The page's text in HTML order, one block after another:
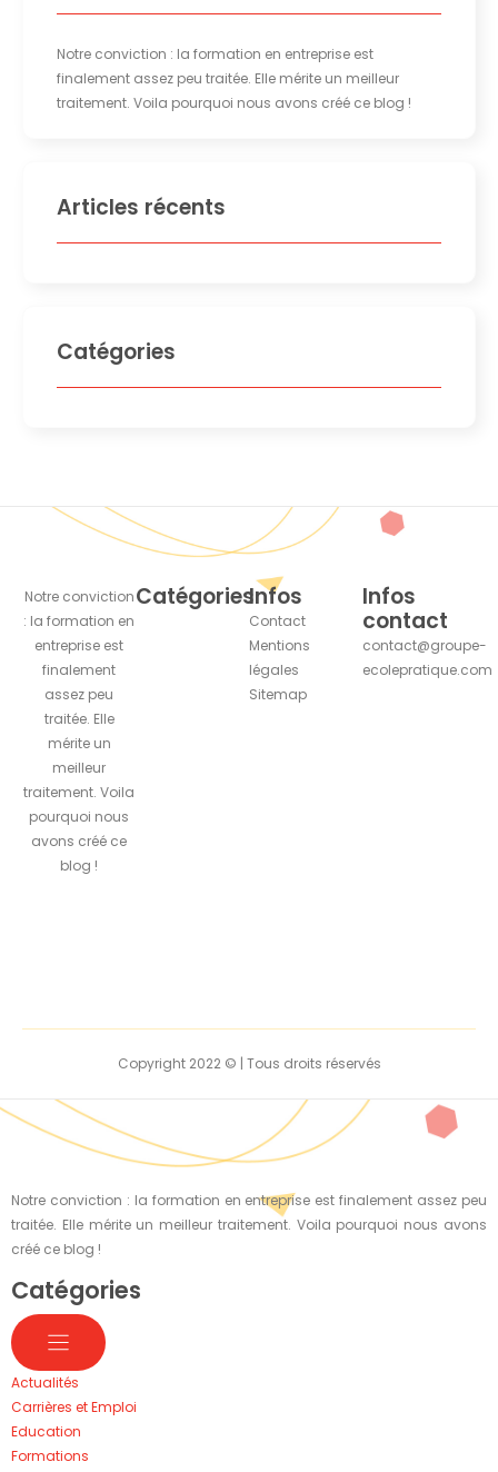
Notre conviction : la formation en entreprise est
finalement assez peu traitée. Elle mérite un meilleur
traitement. Voila pourquoi nous avons créé ce blog !
Articles récents
Catégories
Notre conviction
: la formation en
entreprise est
finalement
assez peu
traitée. Elle
mérite un
meilleur
traitement. Voila
pourquoi nous
avons créé ce
blog !
CatégoriesInfos
Contact
Mentions
légales
Sitemap
Infos
contact
contact@groupe-
ecolepratique.com
Copyright 2022 © | Tous droits réservés
Notre conviction : la formation en entreprise est finalement assez peu
traitée. Elle mérite un meilleur traitement. Voila pourquoi nous avons
créé ce blog !
Catégories
Actualités
Carrières et Emploi
Education
Formations